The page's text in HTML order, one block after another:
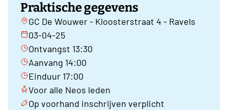
Praktische gegevens
GC De Wouwer - Kloosterstraat 4 - Ravels
03-04-25
Ontvangst 13:30
Aanvang 14:00
Einduur 17:00
Voor alle Neos leden
Op voorhand inschrijven verplicht